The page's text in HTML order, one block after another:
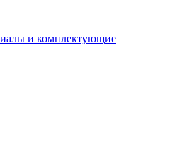
и комплектующие